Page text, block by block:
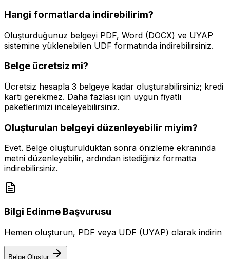
Hangi formatlarda indirebilirim?
Oluşturduğunuz belgeyi PDF, Word (DOCX) ve UYAP
sistemine yüklenebilen UDF formatında indirebilirsiniz.
Belge ücretsiz mi?
Ücretsiz hesapla 3 belgeye kadar oluşturabilirsiniz; kredi
kartı gerekmez. Daha fazlası için uygun fiyatlı
paketlerimizi inceleyebilirsiniz.
Oluşturulan belgeyi düzenleyebilir miyim?
Evet. Belge oluşturulduktan sonra önizleme ekranında
metni düzenleyebilir, ardından istediğiniz formatta
indirebilirsiniz.
Bilgi Edinme Başvurusu
Hemen oluşturun, PDF veya UDF (UYAP) olarak indirin
Belge Oluştur